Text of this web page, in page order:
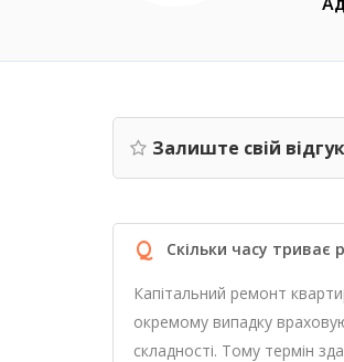
Залиште свій
Q Скільки часу триває
Капітальний ремонт
окремому випадку
складності. Тому термін